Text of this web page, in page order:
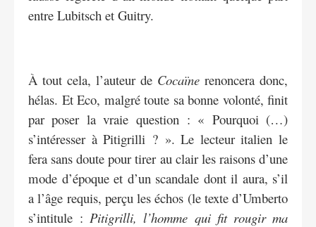
entre Lubitsch et Guitry.
À tout cela, l’auteur de Cocaïne renoncera donc,
hélas. Et Eco, malgré toute sa bonne volonté, finit
par poser la vraie question : « Pourquoi (…)
s’intéresser à Pitigrilli ? ». Le lecteur italien le
fera sans doute pour tirer au clair les raisons d’une
mode d’époque et d’un scandale dont il aura, s’il
a l’âge requis, perçu les échos (le texte d’Umberto
s’intitule : Pitigrilli, l’homme qui fit rougir ma